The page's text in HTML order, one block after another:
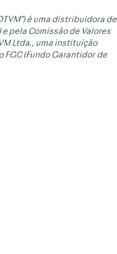
é uma distribuidora de
pela Comissão de Valores
Ltda., uma instituição
(Fundo Garantidor de